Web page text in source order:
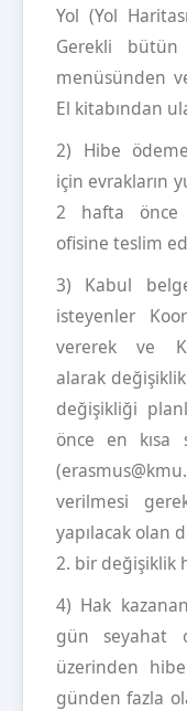
Yol (Yol
Gerekli
menüsünden
El kitabından
2) Hibe
için evrakların
2 hafta önce
ofisine teslim
3) Kabul
isteyenler
vererek ve
alarak
değişikliği
önce en kısa
verilmesi
yapılacak olan
2. bir değişiklik
4) Hak
gün seyahat
üzerinden
günden fazla